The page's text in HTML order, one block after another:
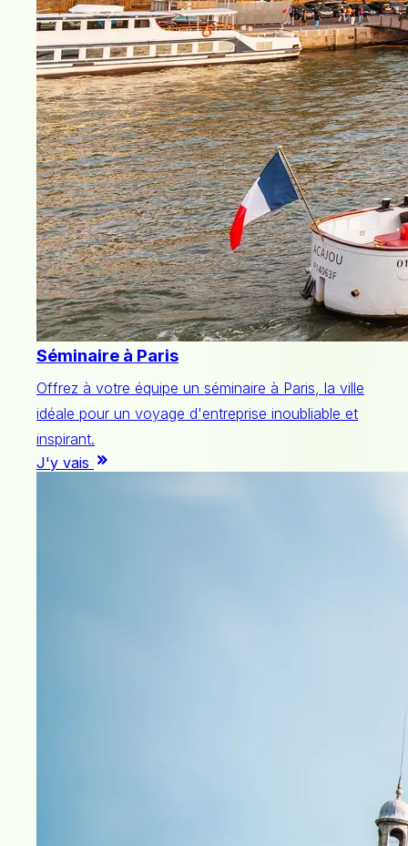
Séminaire à Paris
Offrez à votre équipe un séminaire à Paris, la ville
idéale pour un voyage d'entreprise inoubliable et
inspirant.
J'y vais